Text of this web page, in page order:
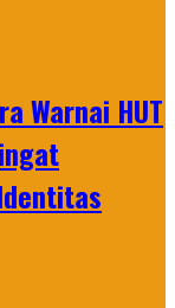
Warnai HUT